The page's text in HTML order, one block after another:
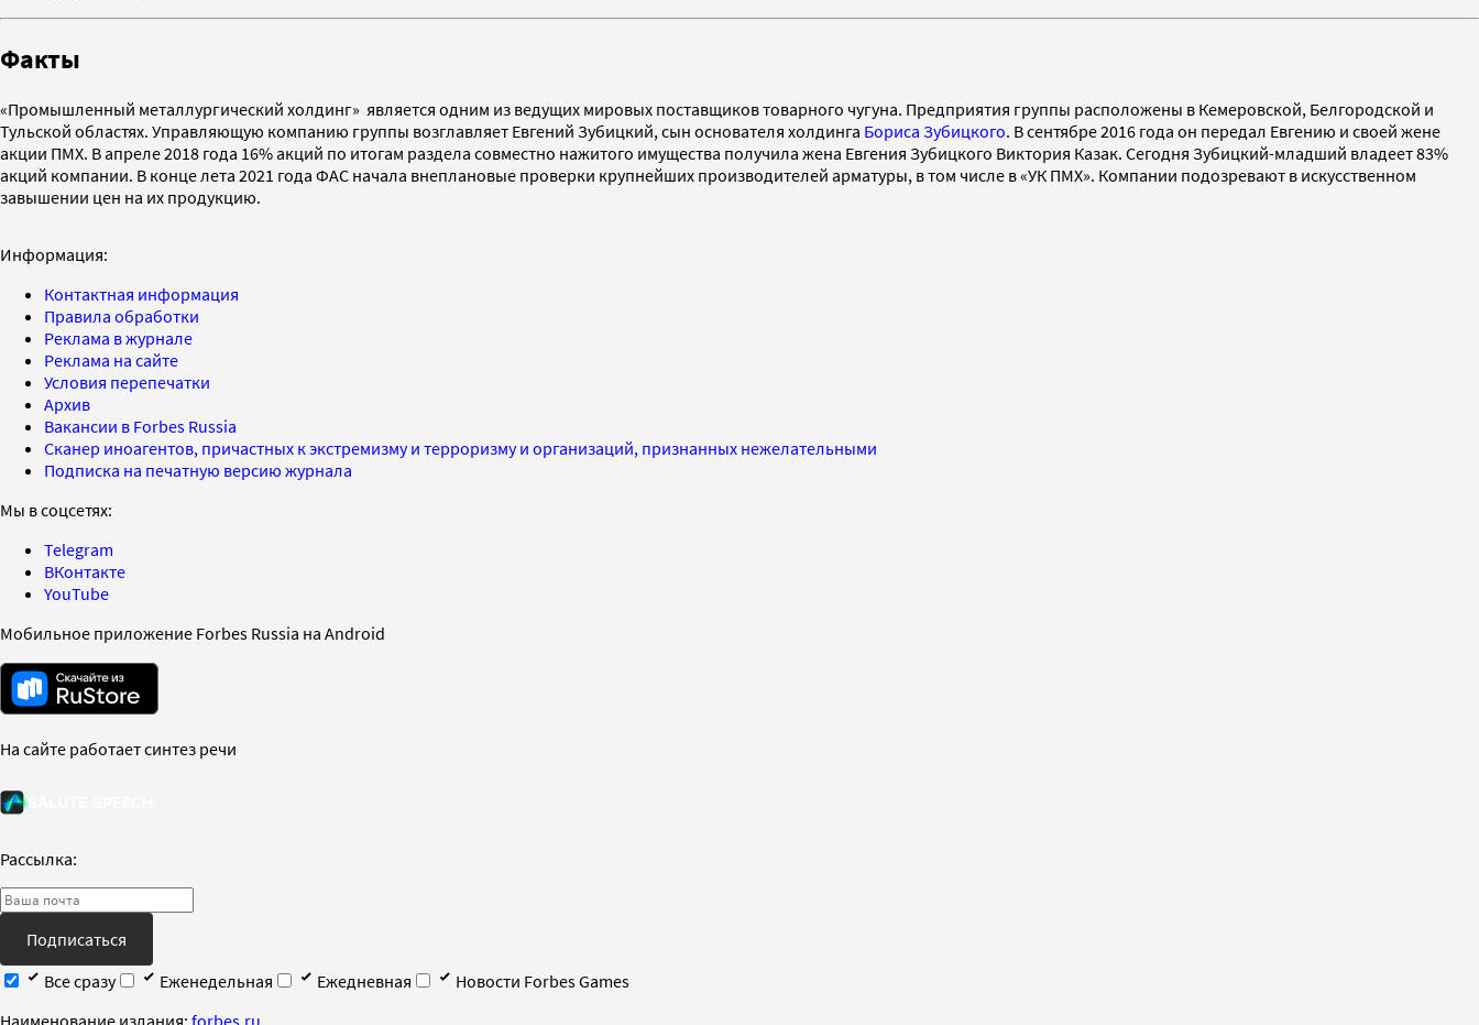
Факты
«Промышленный металлургический холдинг» является одним из ведущих мировых поставщиков товарного чугуна. Предприятия группы расположены в Кемеровской, Белгородской и
Тульской областях. Управляющую компанию группы возглавляет Евгений Зубицкий, сын основателя холдинга Бориса Зубицкого. В сентябре 2016 года он передал Евгению и своей жене
акции ПМХ. В апреле 2018 года 16% акций по итогам раздела совместно нажитого имущества получила жена Евгения Зубицкого Виктория Казак. Сегодня Зубицкий-младший владеет 83%
акций компании. В конце лета 2021 года ФАС начала внеплановые проверки крупнейших производителей арматуры, в том числе в «УК ПМХ». Компании подозревают в искусственном
завышении цен на их продукцию.
Информация:
Контактная информация
Правила обработки
Реклама в журнале
Реклама на сайте
Условия перепечатки
Архив
Вакансии в Forbes Russia
Сканер иноагентов, причастных к экстремизму и терроризму и организаций, признанных нежелательными
Подписка на печатную версию журнала
Мы в соцсетях:
Telegram
ВКонтакте
YouTube
Мобильное приложение Forbes Russia на Android
На сайте работает синтез речи
Рассылка:
Подписаться
Все сразу
Еженедельная Ежедневная
Новости Forbes Games
Наименование издания: forbes.ru